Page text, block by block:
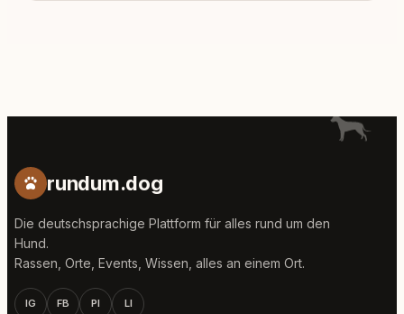
rundum.dog
Die deutschsprachige Plattform für alles rund um den
Hund.
Rassen, Orte, Events, Wissen, alles an einem Ort.
IG FB PI LI